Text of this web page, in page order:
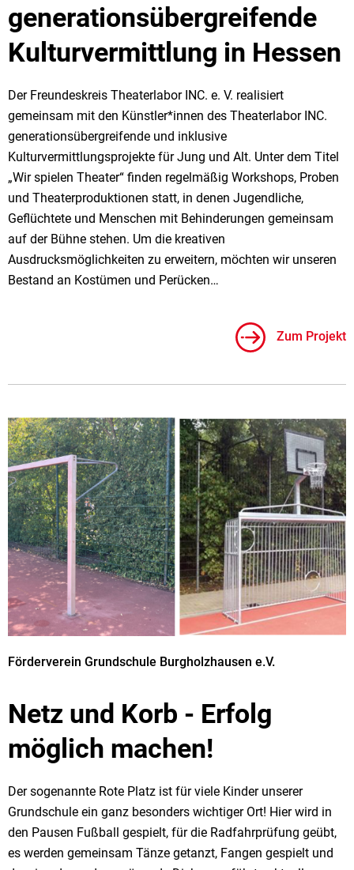
generationsübergreifende
Kulturvermittlung in Hessen
Der Freundeskreis Theaterlabor INC. e. V. realisiert
gemeinsam mit den Künstler*innen des Theaterlabor INC.
generationsübergreifende und inklusive
Kulturvermittlungsprojekte für Jung und Alt. Unter dem Titel
„Wir spielen Theater“ finden regelmäßig Workshops, Proben
und Theaterproduktionen statt, in denen Jugendliche,
Geflüchtete und Menschen mit Behinderungen gemeinsam
auf der Bühne stehen. Um die kreativen
Ausdrucksmöglichkeiten zu erweitern, möchten wir unseren
Bestand an Kostümen und Perücken…
Zum Projekt
Netz und Korb - Erfolg
möglich machen!
Förderverein Grundschule Burgholzhausen e.V.
Der sogenannte Rote Platz ist für viele Kinder unserer
Grundschule ein ganz besonders wichtiger Ort! Hier wird in
den Pausen Fußball gespielt, für die Radfahrprüfung geübt,
es werden gemeinsam Tänze getanzt, Fangen gespielt und